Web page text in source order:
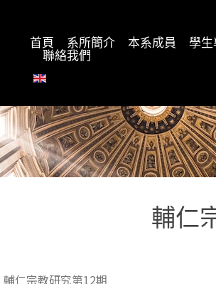
首頁 系所簡介 本系成員 學生
聯絡我們
輔仁
輔仁宗教研究第12期